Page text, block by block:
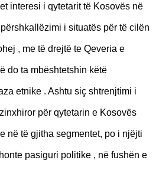
interesi i qytetarit të Kosovës në
i situatës për të cilën
, me të drejtë te Qeveria e
do ta mbështetshin këtë
etnike . Ashtu siç shtrenjtimi i
për qytetarin e Kosovës
në të gjitha segmentet, po i njëjti
pasiguri politike , në fushën e